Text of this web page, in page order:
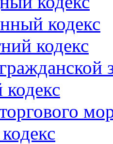
кодекс
кодекс